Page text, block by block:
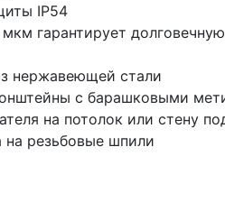
IP54
гарантирует
нержавеющей стали
с барашковыми
на потолок или стену
резьбовые шпили